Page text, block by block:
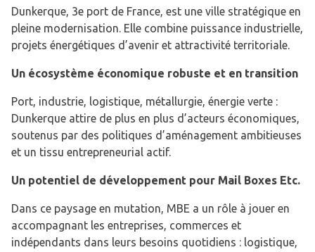
Dunkerque, 3e port de France, est une ville stratégique en
pleine modernisation. Elle combine puissance industrielle,
projets énergétiques d’avenir et attractivité territoriale.
Un écosystème économique robuste et en transition
Port, industrie, logistique, métallurgie, énergie verte :
Dunkerque attire de plus en plus d’acteurs économiques,
soutenus par des politiques d’aménagement ambitieuses
et un tissu entrepreneurial actif.
Un potentiel de développement pour Mail Boxes Etc.
Dans ce paysage en mutation, MBE a un rôle à jouer en
accompagnant les entreprises, commerces et
indépendants dans leurs besoins quotidiens : logistique,